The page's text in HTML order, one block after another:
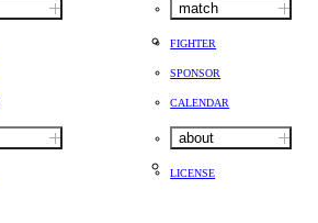
match
FIGHTER
SPONSOR
CALENDAR
about
LICENSE